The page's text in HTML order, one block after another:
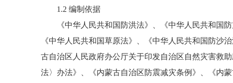
1.2 编制依据
《中华人民共和国防洪法》、《中华人民共和国防
《中华人民共和国草原法》、《中华人民共和国防沙
古自治区人民政府办公厅关于印发自治区自然灾害救
法〉办法》、《内蒙古自治区防震减灾条例》、《内